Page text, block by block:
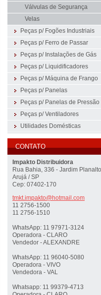
Válvulas de Segurança
Velas
Peças p/ Fogões Industriais
Peças p/ Ferro de Passar
Peças p/ Instalações de Gás
Peças p/ Liquidificadores
Peças p/ Máquina de Frango
Peças p/ Panelas
Peças p/ Panelas de Pressão
Peças p/ Ventiladores
Utilidades Domésticas
CONTATO
Impakto Distribuidora
Rua Bahia, 336 - Jardim Planalto
Arujá / SP
Cep: 07402-170
tmkt.impakto@hotmail.com
11 2756-1500
11 2756-1510
WhatsApp: 11 97971-3124
Operadora - CLARO
Vendedor - ALEXANDRE
WhatsApp: 11 96040-5080
Operadora - VIVO
Vendedora - VAL
Whatsapp: 11 99379-4713